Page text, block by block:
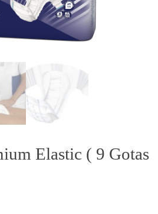
Elastic ( 9 Gotas